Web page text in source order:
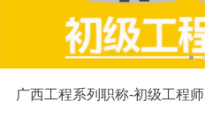
广西工程系列职称-初级工程师